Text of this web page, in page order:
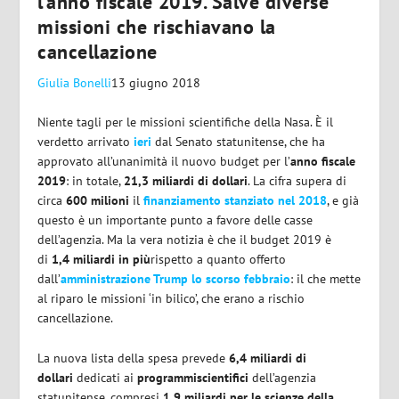
missioni che rischiavano la
cancellazione
Giulia Bonelli13 giugno 2018
Niente tagli per le missioni scientifiche della Nasa. È il
verdetto arrivatoieri dal Senato statunitense, che ha
approvato all’unanimità il nuovo budget per l’anno fiscale
2019: in totale, 21,3 miliardi di dollari. La cifra supera di
circa600 milioni ilfinanziamento stanziato nel 2018, e già
questo è un importante punto a favore delle casse
dell’agenzia. Ma la vera notizia è che il budget 2019 è
di 1,4 miliardi in piùrispetto a quanto offerto
dall’amministrazione Trump lo scorso febbraio: il che mette
al riparo le missioni ‘in bilico’, che erano a rischio
cancellazione.
La nuova lista della spesa prevede6,4 miliardi di
dollari dedicati aiprogrammiscientifici dell’agenzia